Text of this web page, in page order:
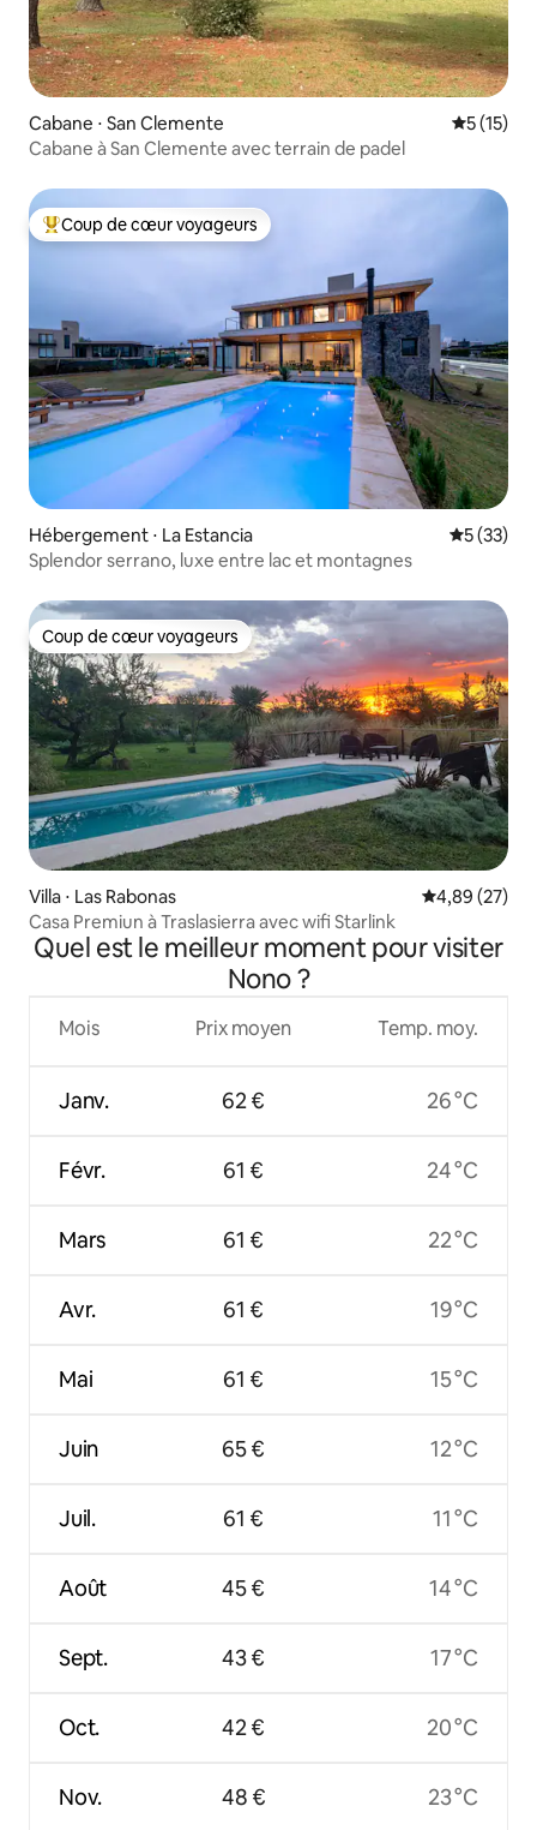
Cabane ⋅ San Clemente
5 (15)
Cabane à San Clemente avec terrain de padel
Coups de cœur voyageurs les plus appréciés
Coup de cœur voyageurs
Hébergement ⋅ La Estancia
5 (33)
Splendor serrano, luxe entre lac et montagnes
Coup de cœur voyageurs
Coup de cœur voyageurs
Villa ⋅ Las Rabonas Évaluation
4,89 (27)
Casa Premiun à Traslasierra avec wifi Starlink
Quel est le meilleur moment pour visiter
Nono ?
Mois
Janv.
Févr.
Mars
Avr.
Mai
Juin
Juil.
Août
Sept.
Oct.
Nov.
Prix moyen
62 €
61 €
61 €
61 €
61 €
65 €
61 €
45 €
43 €
42 €
48 €
Temp. moy.
26 °C
24 °C
22 °C
19 °C
15 °C
12 °C
11 °C
14 °C
17 °C
20 °C
23 °C